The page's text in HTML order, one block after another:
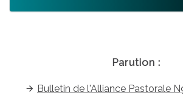
Parution :
Bulletin de l'Alliance Pastorale